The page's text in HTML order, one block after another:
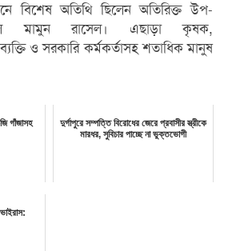
বিশেষ অতিথি ছিলেন অতিরিক্ত উপ-
মামুন রাসেল। এছাড়া কৃষক,
ও সরকারি কর্মকর্তাসহ শতাধিক মানুষ
গাঁজাসহ
দুর্গাপুরে সম্পত্তি বিরোধের জেরে প্রবাসীর স্ত্রীকে
মারধর, সুবিচার পাচ্ছে না ভুক্তভোগী